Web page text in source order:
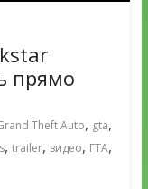
прямо
Theft Auto, gta,
, trailer, видео, ГТА,